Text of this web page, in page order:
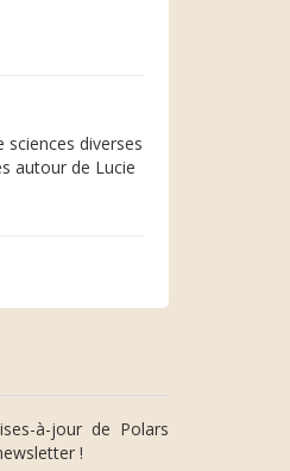
diverses
autour de Lucie
à-jour de Polars
!